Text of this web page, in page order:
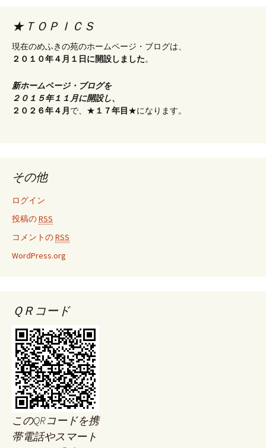
★ＴＯＰＩＣＳ
現在のめふきの苑のホームページ・ブログは、
２０１０年４月１日に開設しました。
新ホームページ・ブログを
２０１５年１１月に開設し、
２０２６年４月で、★ １７年目★になります。
その他
ログイン
投稿のRSS
コメントのRSS
WordPress.org
ＱＲコード
このQRコードを携
帯電話やスマート